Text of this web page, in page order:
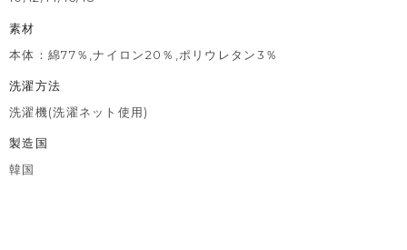
素材
本体：綿77％,ナイロン20％,ポリウレタン3％
洗濯方法
洗濯機(洗濯ネット使用)
製造国
韓国